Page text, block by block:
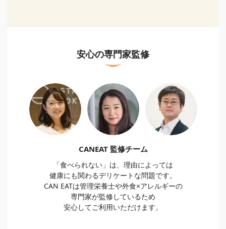
安心の専門家監修
CANEAT 監修チーム
「食べられない」は、理由によっては
健康にも関わるデリケートな問題です。
CAN EATは管理栄養士や外食×アレルギーの
専門家が監修しているため
安心してご利用いただけます。